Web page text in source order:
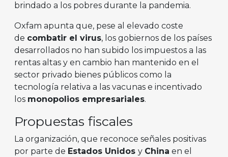
brindado a los pobres durante la pandemia.
Oxfam apunta que, pese al elevado coste
de combatir el virus, los gobiernos de los países
desarrollados no han subido los impuestos a las
rentas altas y en cambio han mantenido en el
sector privado bienes públicos como la
tecnología relativa a las vacunas e incentivado
los monopolios empresariales.
Propuestas fiscales
La organización, que reconoce señales positivas
por parte de Estados Unidos y China en el